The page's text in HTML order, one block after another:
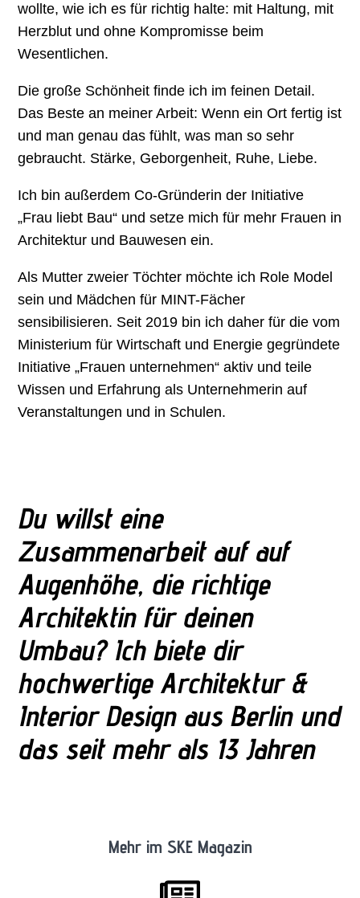
wollte, wie ich es für richtig halte: mit Haltung, mit
Herzblut und ohne Kompromisse beim
Wesentlichen.
Die große Schönheit finde ich im feinen Detail.
Das Beste an meiner Arbeit: Wenn ein Ort fertig ist
und man genau das fühlt, was man so sehr
gebraucht. Stärke, Geborgenheit, Ruhe, Liebe.
Ich bin außerdem Co-Gründerin der Initiative
„Frau liebt Bau“ und setze mich für mehr Frauen in
Architektur und Bauwesen ein.
Als Mutter zweier Töchter möchte ich Role Model
sein und Mädchen für MINT-Fächer
sensibilisieren. Seit 2019 bin ich daher für die vom
Ministerium für Wirtschaft und Energie gegründete
Initiative „Frauen unternehmen“ aktiv und teile
Wissen und Erfahrung als Unternehmerin auf
Veranstaltungen und in Schulen.
Du willst eine
Zusammenarbeit auf auf
Augenhöhe, die richtige
Architektin für deinen
Umbau? Ich biete dir
hochwertige Architektur &
Interior Design aus Berlin und
das seit mehr als 13 Jahren
Mehr im SKE Magazin